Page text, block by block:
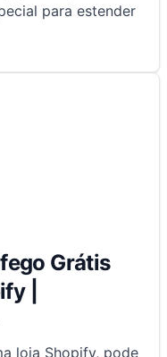
para estender
Grátis
|
loja Shopify, pode